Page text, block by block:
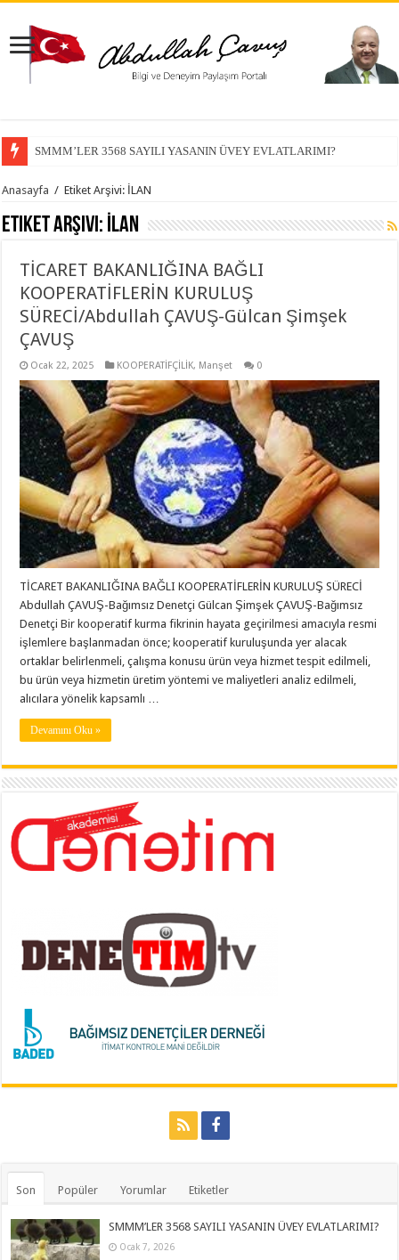
SMMM’LER 3568 SAYILI YASANIN ÜVEY EVLATLARIMI?
Anasayfa / Etiket Arşivi: İLAN
Etiket Arşivi: İLAN
TİCARET BAKANLIĞINA BAĞLI
KOOPERATİFLERİN KURULUŞ
SÜRECİ/Abdullah ÇAVUŞ-Gülcan Şimşek
ÇAVUŞ
Ocak 22, 2025 KOOPERATİFÇİLİK, Manşet 0
TİCARET BAKANLIĞINA BAĞLI KOOPERATİFLERİN KURULUŞ SÜRECİ
Abdullah ÇAVUŞ-Bağımsız Denetçi Gülcan Şimşek ÇAVUŞ-Bağımsız
Denetçi Bir kooperatif kurma fikrinin hayata geçirilmesi amacıyla resmi
işlemlere başlanmadan önce; kooperatif kuruluşunda yer alacak
ortaklar belirlenmeli, çalışma konusu ürün veya hizmet tespit edilmeli,
bu ürün veya hizmetin üretim yöntemi ve maliyetleri analiz edilmeli,
alıcılara yönelik kapsamlı …
Devamını Oku »
Son Popüler Yorumlar Etiketler
SMMM’LER 3568 SAYILI YASANIN ÜVEY EVLATLARIMI?
Ocak 7, 2026